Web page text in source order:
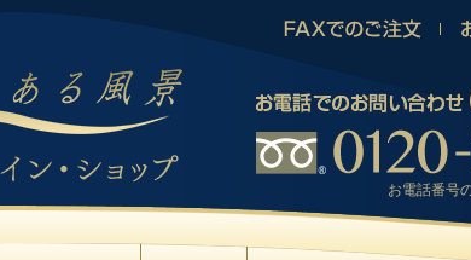
お電話番号